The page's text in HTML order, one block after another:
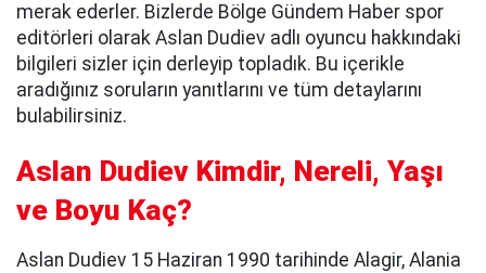
merak ederler. Bizlerde Bölge Gündem Haber spor
editörleri olarak Aslan Dudiev adlı oyuncu hakkındaki
bilgileri sizler için derleyip topladık. Bu içerikle
aradığınız soruların yanıtlarını ve tüm detaylarını
bulabilirsiniz.
Aslan Dudiev Kimdir, Nereli, Yaşı
ve Boyu Kaç?
Aslan Dudiev 15 Haziran 1990 tarihinde Alagir, Alania